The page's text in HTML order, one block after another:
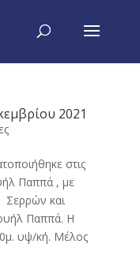
2021
στις
Παππά , με
Σερρών και
Παππά. Η
υψ/κή. Μέλος